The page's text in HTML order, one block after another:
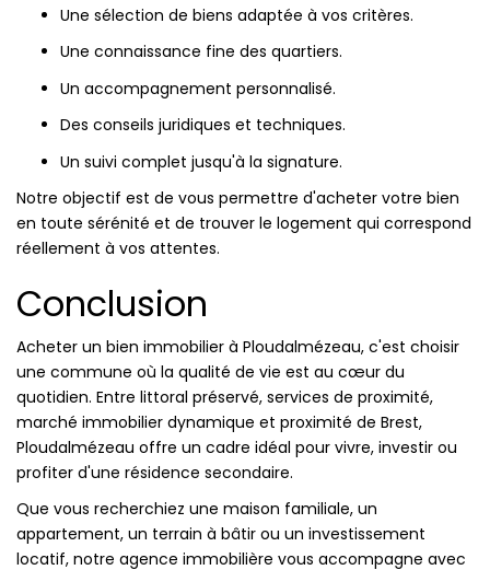
Une sélection de biens adaptée à vos critères.
Une connaissance fine des quartiers.
Un accompagnement personnalisé.
Des conseils juridiques et techniques.
Un suivi complet jusqu'à la signature.
Notre objectif est de vous permettre d'acheter votre bien
en toute sérénité et de trouver le logement qui correspond
réellement à vos attentes.
Conclusion
Acheter un bien immobilier à Ploudalmézeau, c'est choisir
une commune où la qualité de vie est au cœur du
quotidien. Entre littoral préservé, services de proximité,
marché immobilier dynamique et proximité de Brest,
Ploudalmézeau offre un cadre idéal pour vivre, investir ou
profiter d'une résidence secondaire.
Que vous recherchiez une maison familiale, un
appartement, un terrain à bâtir ou un investissement
locatif, notre agence immobilière vous accompagne avec